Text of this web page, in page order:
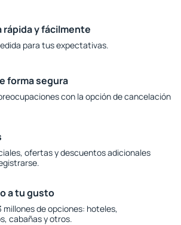
rápida y fácilmente
para tus expectativas.
forma segura
con la opción de cancelación
ofertas y descuentos adicionales
a tu gusto
millones de opciones: hoteles,
cabañas y otros.